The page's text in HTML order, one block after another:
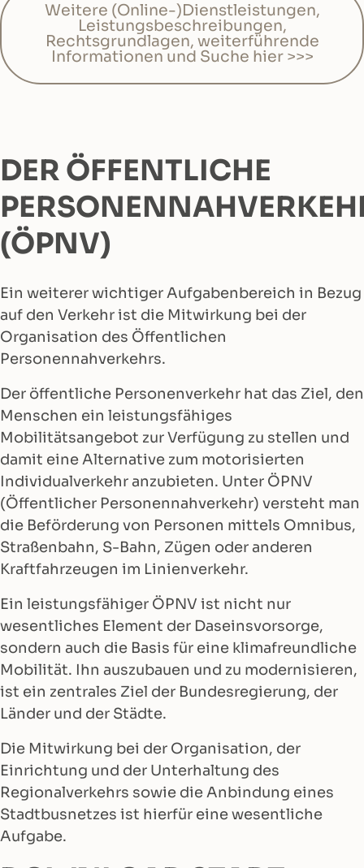
Weitere (Online-)Dienstleistungen,
Leistungsbeschreibungen,
Rechtsgrundlagen, weiterführende
Informationen und Suche hier >>>
DER ÖFFENTLICHE
(ÖPNV)
Ein weiterer wichtiger Aufgabenbereich in Bezug
auf den Verkehr ist die Mitwirkung bei der
Organisation des Öffentlichen
Personennahverkehrs.
Der öffentliche Personenverkehr hat das Ziel, den
Menschen ein leistungsfähiges
Mobilitätsangebot zur Verfügung zu stellen und
damit eine Alternative zum motorisierten
Individualverkehr anzubieten. Unter ÖPNV
(Öffentlicher Personennahverkehr) versteht man
die Beförderung von Personen mittels Omnibus,
Straßenbahn, S-Bahn, Zügen oder anderen
Kraftfahrzeugen im Linienverkehr.
Ein leistungsfähiger ÖPNV ist nicht nur
wesentliches Element der Daseinsvorsorge,
sondern auch die Basis für eine klimafreundliche
Mobilität. Ihn auszubauen und zu modernisieren,
ist ein zentrales Ziel der Bundesregierung, der
Länder und der Städte.
Die Mitwirkung bei der Organisation, der
Einrichtung und der Unterhaltung des
Regionalverkehrs sowie die Anbindung eines
Stadtbusnetzes ist hierfür eine wesentliche
Aufgabe.